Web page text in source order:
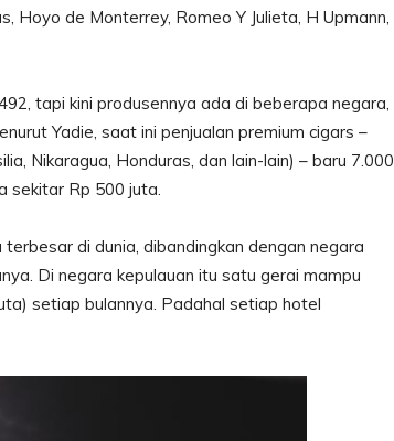
Hoyo de Monterrey, Romeo Y Julieta, H Upmann,
tapi kini produsennya ada di beberapa negara,
Yadie, saat ini penjualan premium cigars –
Nikaragua, Honduras, dan lain-lain) – baru 7.000
sekitar Rp 500 juta.
di dunia, dibandingkan dengan negara
Di negara kepulauan itu satu gerai mampu
setiap bulannya. Padahal setiap hotel